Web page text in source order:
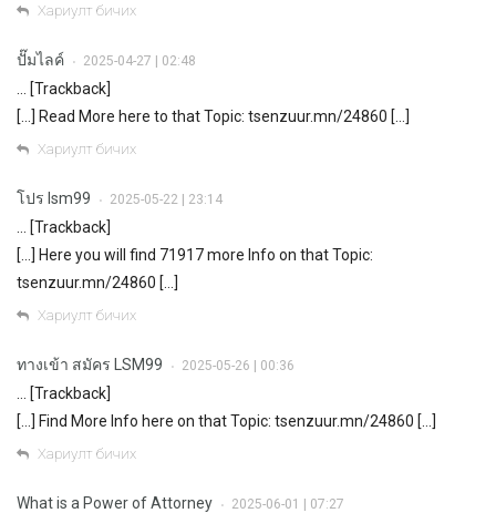
Хариулт бичих
ปั๊มไลค์ • 2025-04-27 | 02:48
… [Trackback]
[…] Read More here to that Topic: tsenzuur.mn/24860 […]
Хариулт бичих
โปร lsm99 • 2025-05-22 | 23:14
… [Trackback]
[…] Here you will find 71917 more Info on that Topic:
tsenzuur.mn/24860 […]
Хариулт бичих
ทางเข้า สมัคร LSM99 • 2025-05-26 | 00:36
… [Trackback]
[…] Find More Info here on that Topic: tsenzuur.mn/24860 […]
Хариулт бичих
What is a Power of Attorney • 2025-06-01 | 07:27